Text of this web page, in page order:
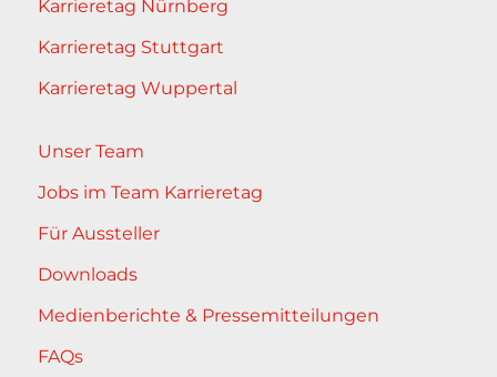
Karrieretag Nürnberg
Karrieretag Stuttgart
Karrieretag Wuppertal
Unser Team
Jobs im Team Karrieretag
Für Aussteller
Downloads
Medienberichte & Pressemitteilungen
FAQs